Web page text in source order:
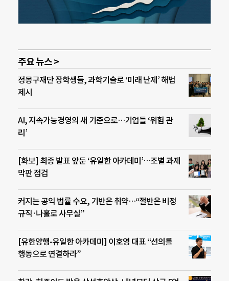
주요 뉴스 >
정몽구재단 장학생들, 과학기술로 ‘미래 난제’ 해법
제시
AI, 지속가능경영의 새 기준으로…기업들 ‘위험 관
리’
[화보] 최종 발표 앞둔 ‘유일한 아카데미’…조별 과제
막판 점검
커지는 공익 법률 수요, 기반은 취약…“절반은 비정
규직·나홀로 사무실”
[유한양행-유일한 아카데미] 이호영 대표 “선의를
행동으로 연결하라”